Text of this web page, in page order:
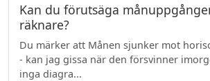
Kan du förutsäga
räknare?
Du märker att Månen sjunker mot
- kan jag gissa när den försvinner
inga diagra...